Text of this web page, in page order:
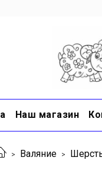
Наш магазин
Валяние